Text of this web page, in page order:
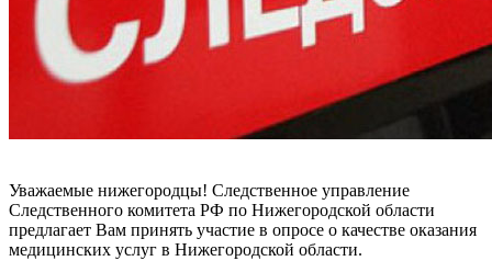
Уважаемые нижегородцы! Следственное управление
Следственного комитета РФ по Нижегородской области
предлагает Вам принять участие в опросе о качестве оказания
медицинских услуг в Нижегородской области.